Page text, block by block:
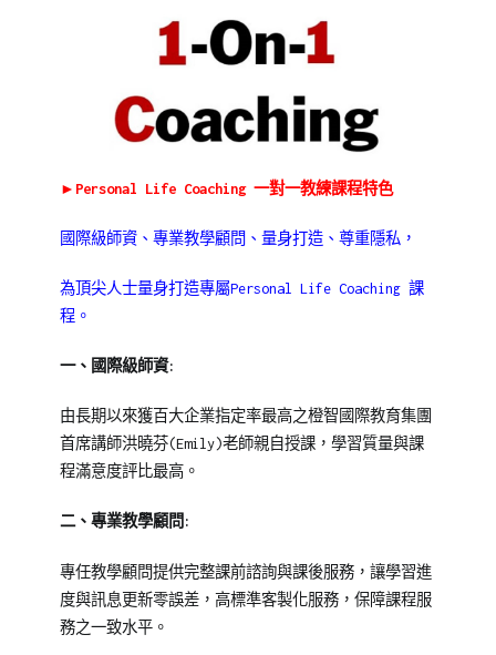
課
► Personal Life Coaching 一對一教練課程特色
國際級師資、專業教學顧問、量身打造、尊重隱私，
為頂尖人士量身打造專屬Personal Life Coaching 課
程。
一、國際級師資:
由長期以來獲百大企業指定率最高之橙智國際教育集團
首席講師洪曉芬(Emily)老師親自授課，學習質量與課
程滿意度評比最高。
二、專業教學顧問:
專任教學顧問提供完整課前諮詢與課後服務，讓學習進
度與訊息更新零誤差，高標準客製化服務，保障課程服
務之一致水平。